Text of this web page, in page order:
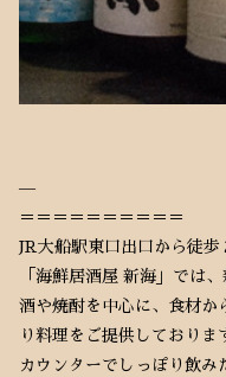
—
＝＝＝＝＝＝＝＝＝＝
JR大船駅東口出口から徒
「海鮮居酒屋 新海」では
酒や焼酎を中心に、食材か
り料理をご提供しておりま
カウンターでしっぽり飲み